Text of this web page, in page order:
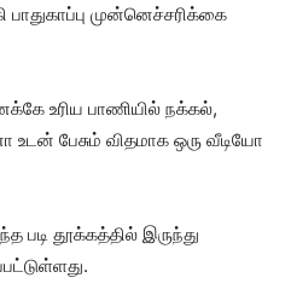
முன்னெச்சரிக்கை
உரிய பாணியில் நக்கல்,
பேசும் விதமாக ஒரு வீடியோ
படி தூக்கத்தில் இருந்து